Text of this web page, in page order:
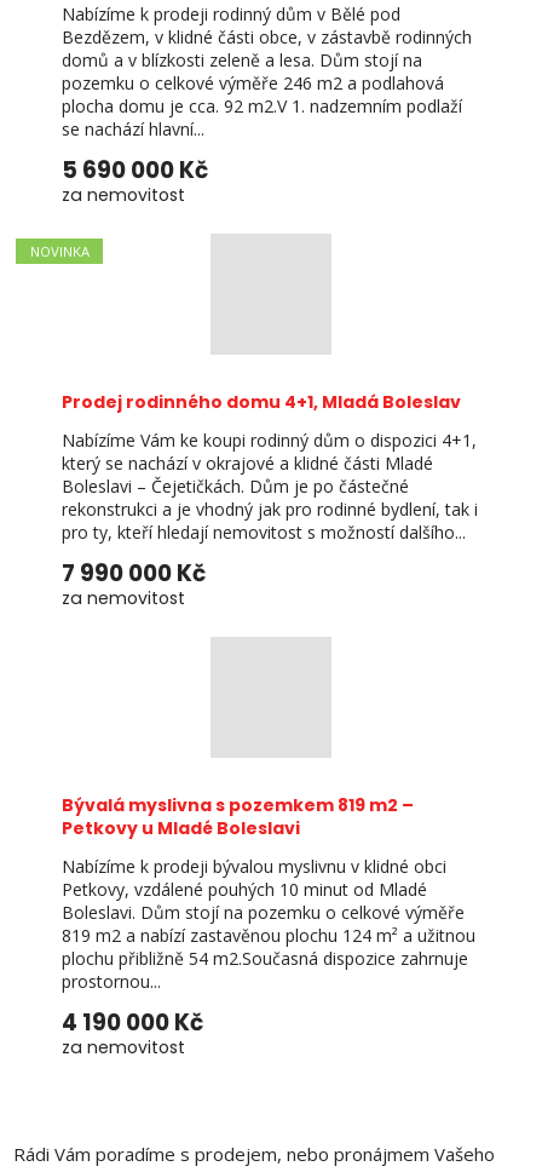
5 690 000 Kč
za nemovitost
Nabízíme k prodeji rodinný dům v Bělé pod
Bezdězem, v klidné části obce, v zástavbě rodinných
domů a v blízkosti zeleně a lesa. Dům stojí na
pozemku o celkové výměře 246 m2 a podlahová
plocha domu je cca. 92 m2.V 1. nadzemním podlaží
se nachází hlavní...
Prodej rodinného domu 4+1, Mladá Boleslav
7 990 000 Kč
za nemovitost
NOVINKA
Nabízíme Vám ke koupi rodinný dům o dispozici 4+1,
který se nachází v okrajové a klidné části Mladé
Boleslavi – Čejetičkách. Dům je po částečné
rekonstrukci a je vhodný jak pro rodinné bydlení, tak i
pro ty, kteří hledají nemovitost s možností dalšího...
Bývalá myslivna s pozemkem 819 m2 –
Petkovy u Mladé Boleslavi
4 190 000 Kč
za nemovitost
Nabízíme k prodeji bývalou myslivnu v klidné obci
Petkovy, vzdálené pouhých 10 minut od Mladé
Boleslavi. Dům stojí na pozemku o celkové výměře
819 m2 a nabízí zastavěnou plochu 124 m² a užitnou
plochu přibližně 54 m2.Současná dispozice zahrnuje
prostornou...
Rádi Vám poradíme s prodejem, nebo pronájmem Vašeho